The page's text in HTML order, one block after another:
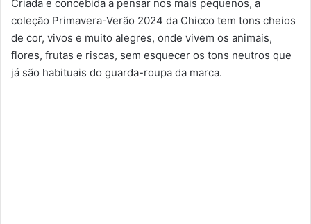
Criada e concebida a pensar nos mais pequenos, a
coleção Primavera-Verão 2024 da Chicco tem tons cheios
de cor, vivos e muito alegres, onde vivem os animais,
flores, frutas e riscas, sem esquecer os tons neutros que
já são habituais do guarda-roupa da marca.